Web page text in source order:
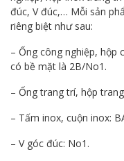
đúc, V đúc,… Mỗi sản
riêng biệt như sau:
– Ống công nghiệp, hộp
có bề mặt là 2B/No1.
– Ống trang trí, hộp
– Tấm inox, cuộn inox:
– V góc đúc: No1.